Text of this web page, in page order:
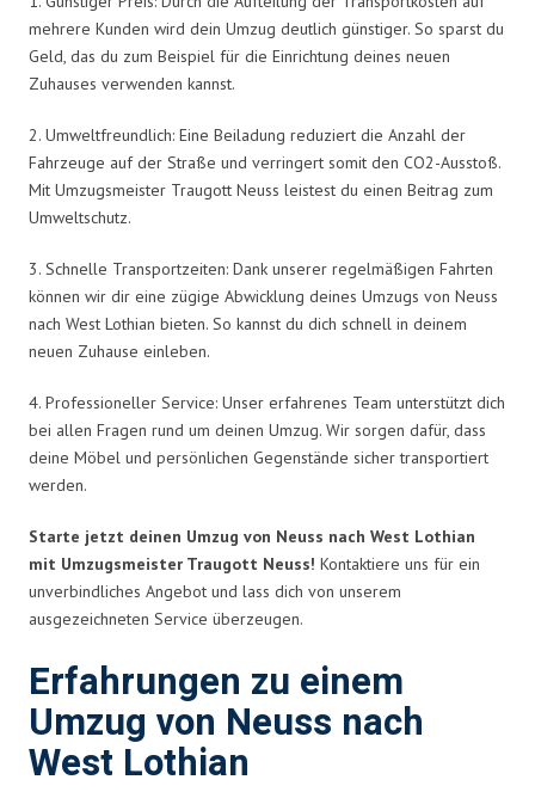
mehrere Kunden wird dein Umzug deutlich günstiger. So sparst du
Geld, das du zum Beispiel für die Einrichtung deines neuen
Zuhauses verwenden kannst.
2. Umweltfreundlich: Eine Beiladung reduziert die Anzahl der
Fahrzeuge auf der Straße und verringert somit den CO2-Ausstoß.
Mit Umzugsmeister Traugott Neuss leistest du einen Beitrag zum
Umweltschutz.
3. Schnelle Transportzeiten: Dank unserer regelmäßigen Fahrten
können wir dir eine zügige Abwicklung deines Umzugs von Neuss
nach West Lothian bieten. So kannst du dich schnell in deinem
neuen Zuhause einleben.
4. Professioneller Service: Unser erfahrenes Team unterstützt dich
bei allen Fragen rund um deinen Umzug. Wir sorgen dafür, dass
deine Möbel und persönlichen Gegenstände sicher transportiert
werden.
Starte jetzt deinen Umzug von Neuss nach West Lothian
mit Umzugsmeister Traugott Neuss! Kontaktiere uns für ein
unverbindliches Angebot und lass dich von unserem
ausgezeichneten Service überzeugen.
Erfahrungen zu einem
Umzug von Neuss nach
West Lothian